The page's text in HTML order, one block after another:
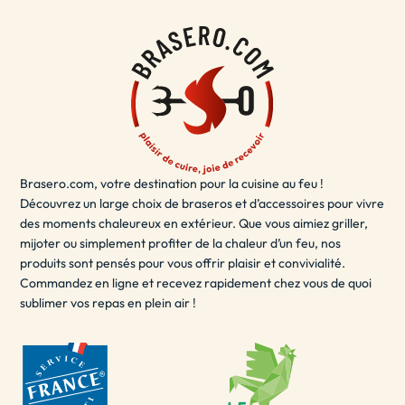
Le brasero terrasse est également sécurisé et facile à
utiliser, vous permettant devous détendre
de votre espace extérieur en toute sécurité. Que vous
souhaitiez passer du temps en solo ou partager des
moments inoubliables avec des amis et de la famille, le
brasero terrasse est la solution idéale pour ajouter une
touche de chaleur et de style à votre espace extérieur.
- LE BRASERO EXTÉRIEUR / BRASERO POUR
JARDIN
Un brasero extérieur est unexcellent choixpour les
soirées d'été en plein air. Il peut être utilisé pour se
créer une ambiance agréable. Les braseros extérieurs
sont disponibles dans une variété de tailles et de
matériaux, y compris le fer, l'acier inoxydable, l'acier
Brasero.com, votre destination pour la cuisine au feu !
Découvrez un large choix de braseros et d’accessoires pour vivre
des moments chaleureux en extérieur. Que vous aimiez griller,
mijoter ou simplement profiter de la chaleur d’un feu, nos
produits sont pensés pour vous offrir plaisir et convivialité.
Commandez en ligne et recevez rapidement chez vous de quoi
sublimer vos repas en plein air !